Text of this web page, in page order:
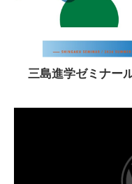
三島進学ゼミナー